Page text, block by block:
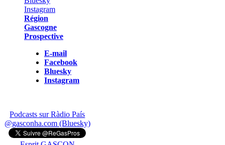
Région
Gascogne
Prospective
E-mail
Facebook
Bluesky
Instagram
Podcasts sur Ràdio País
@gasconha.com (Bluesky)